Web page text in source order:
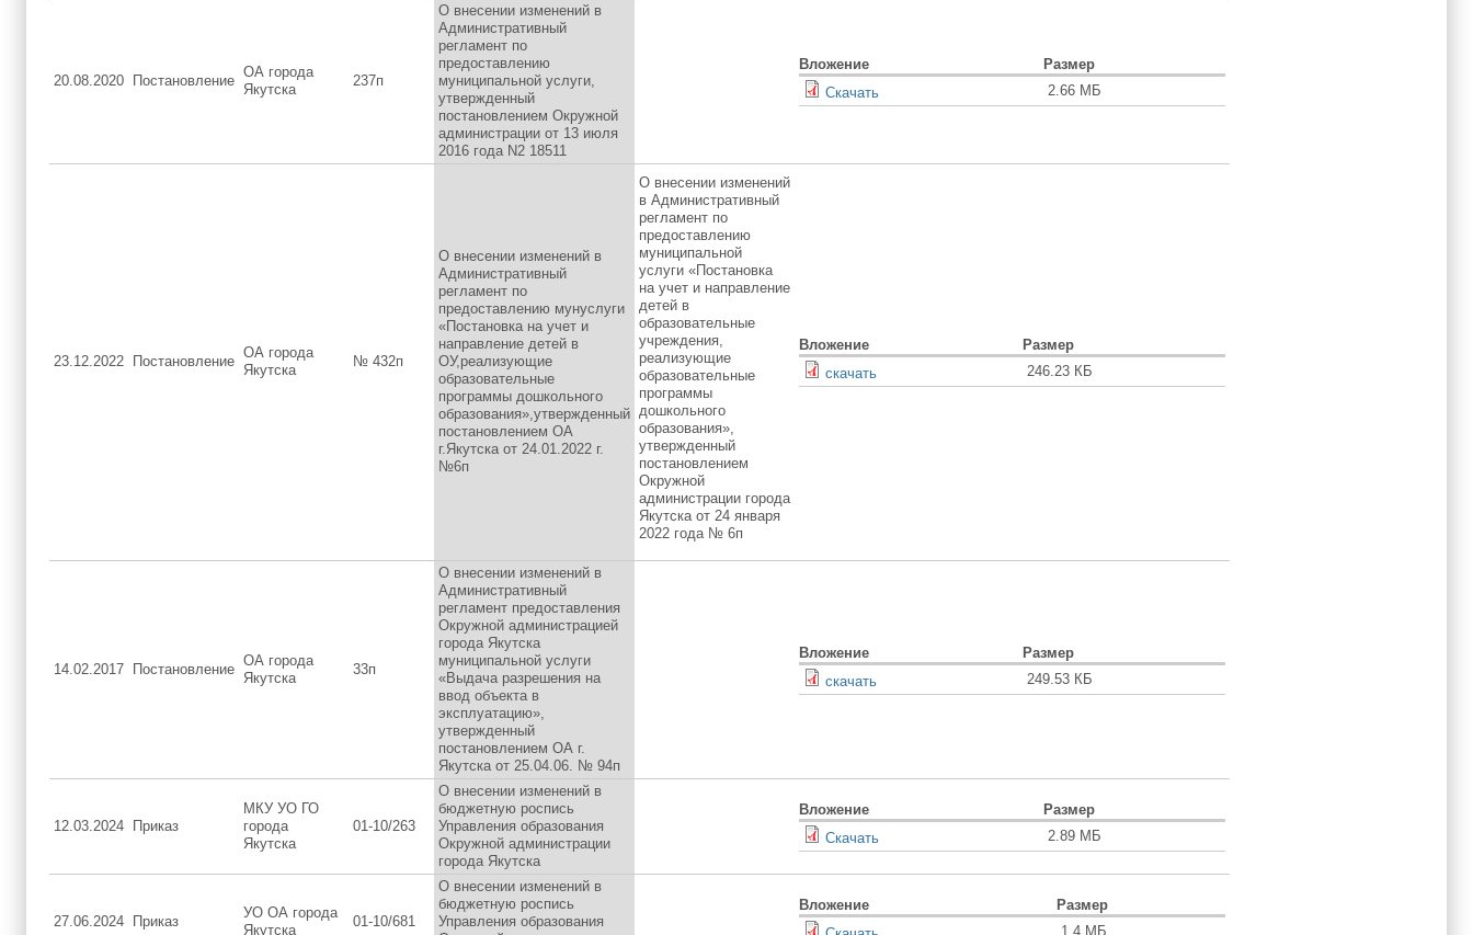
20.08.2020 Постановление
ОА города
Якутска
237п
О внесении изменений в
Административный
регламент по
предоставлению
муниципальной услуги,
утвержденный
постановлением Окружной
администрации от 13 июля
2016 года N2 18511
Вложение
Размер
Скачать
2.66 МБ
23.12.2022 Постановление
ОА города
Якутска
№ 432п
О внесении изменений в
Административный
регламент по
предоставлению мунуслуги
«Постановка на учет и
направление детей в
ОУ,реализующие
образовательные
программы дошкольного
образования»,утвержденный
постановлением ОА
г.Якутска от 24.01.2022 г.
№6п
О внесении изменений
в Административный
регламент по
предоставлению
муниципальной
услуги «Постановка
на учет и направление
детей в
образовательные
учреждения,
реализующие
образовательные
программы
дошкольного
образования»,
утвержденный
постановлением
Окружной
администрации города
Якутска от 24 января
2022 года № 6п
Вложение
Размер
скачать
246.23 КБ
14.02.2017 Постановление
ОА города
Якутска
33п
О внесении изменений в
Административный
регламент предоставления
Окружной администрацией
города Якутска
муниципальной услуги
«Выдача разрешения на
ввод объекта в
эксплуатацию»,
утвержденный
постановлением ОА г.
Якутска от 25.04.06. № 94п
Вложение
Размер
скачать
249.53 КБ
12.03.2024 Приказ
МКУ УО ГО
города
Якутска
01-10/263
О внесении изменений в
бюджетную роспись
Управления образования
Окружной администрации
города Якутска
Вложение
Размер
Скачать
2.89 МБ
27.06.2024 Приказ
УО ОА города
Якутска
01-10/681
О внесении изменений в
бюджетную роспись
Управления образования
Вложение
Размер
1.4 МБ